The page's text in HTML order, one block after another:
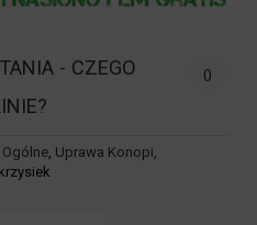
- CZEGO
0
Ogólne, Uprawa Konopi,
krzysiek